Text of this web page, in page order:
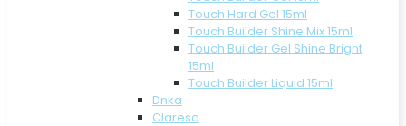
Touch Hard Gel 15ml
Touch Builder Shine Mix 15ml
Touch Builder Gel Shine Bright
15ml
Touch Builder Liquid 15ml
Dnka
Claresa